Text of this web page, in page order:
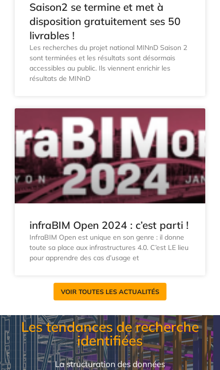
Saison2 se termine et met à
disposition gratuitement ses 50
livrables !
Les recherches du projet national MINnD Saison 2
sont terminées et les résultats sont désormais
accessibles au public. Ils viennent enrichir les
résultats de MINnD
infraBIM Open 2024 : c’est parti !
InfraBIM Open est unique en son genre : il donne
toute sa place aux infrastructures 4.0. C’est LE lieu
pour apprendre des cas d’usage et
VOIR TOUTES LES ACTUALITÉS
Les tendances de recherche
identifiées
La structuration des données